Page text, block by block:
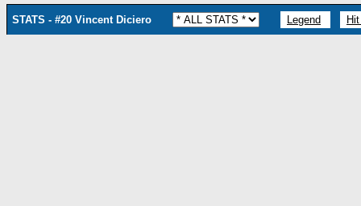
STATS - #20 Vincent Diciero Legend